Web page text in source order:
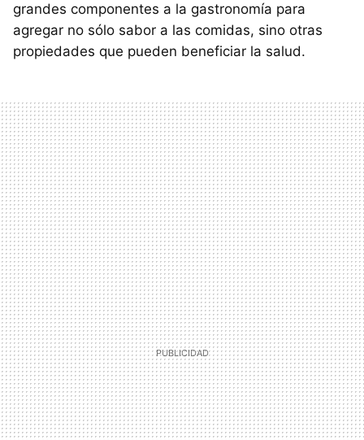
grandes componentes a la gastronomía para
agregar no sólo sabor a las comidas, sino otras
propiedades que pueden beneficiar la salud.